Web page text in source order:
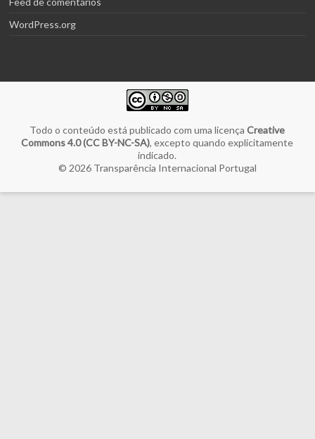
WordPress.org
Todo o conteúdo está publicado com uma licençaCreative
Commons 4.0 (CC BY-NC-SA), excepto quando explicitamente
indicado.
© 2026 Transparência Internacional Portugal